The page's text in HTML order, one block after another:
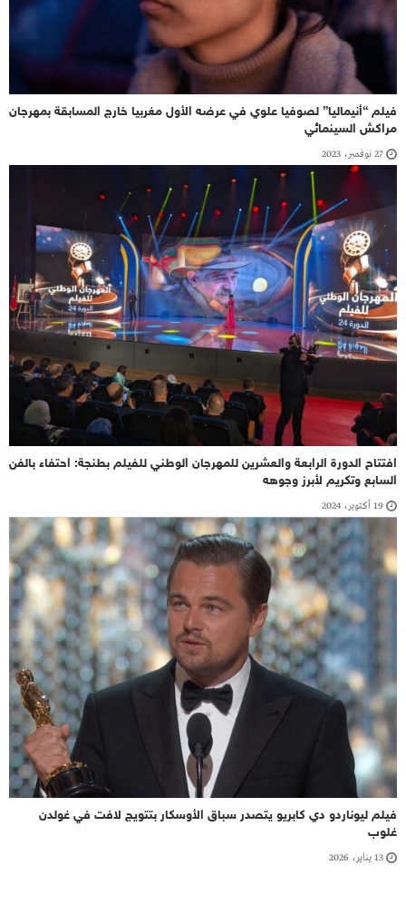
فيلم “أنيماليا” لصوفيا علوي في عرضه الأول مغربيا خارج المسابقة بمهرجان
مراكش السينمائي
27 نوفمبر، 2023
افتتاح الدورة الرابعة والعشرين للمهرجان الوطني للفيلم بطنجة: احتفاء بالفن
السابع وتكريم لأبرز وجوهه
19 أكتوبر، 2024
فيلم ليوناردو دي كابريو يتصدر سباق الأوسكار بتتويج لافت في غولدن
غلوب
13 يناير، 2026